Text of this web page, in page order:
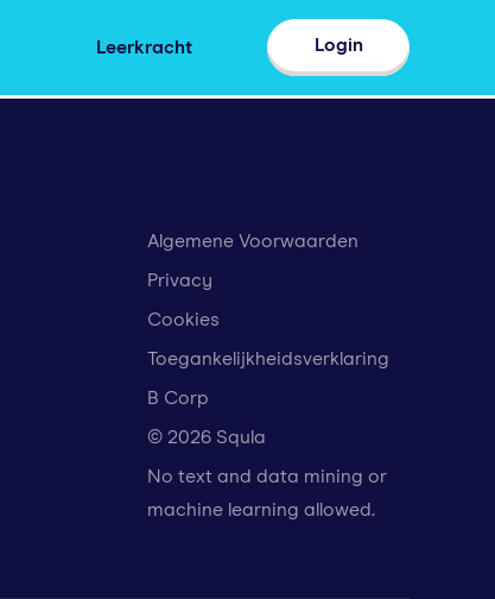
Leerkracht Login
Algemene Voorwaarden
Privacy
Cookies
Toegankelijkheidsverklaring
B Corp
© 2026 Squla
No text and data mining or
machine learning allowed.